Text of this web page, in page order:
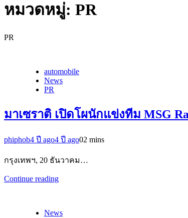
หมวดหมู่: PR
PR
automobile
News
PR
มาเซราติ เปิดโผนักแข่งทีม MSG
phiphob4 ปี ago4 ปี ago02 mins
กรุงเทพฯ, 20 ธันวาคม…
Continue reading
News